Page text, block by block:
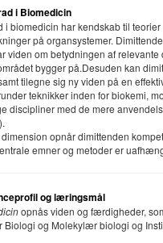
i Biomedicin
i biomedicin har kendskab til
på organsystemer.
viden om betydningen af
bygger på.Desuden kan
tilegne sig ny viden på en
teknikker inden for biokemi,
discipliner med de mere
opnår dimittenden
emner og metoder er
og læringsmål
opnås viden og færdigheder,
Biologi og Molekylær biologi og